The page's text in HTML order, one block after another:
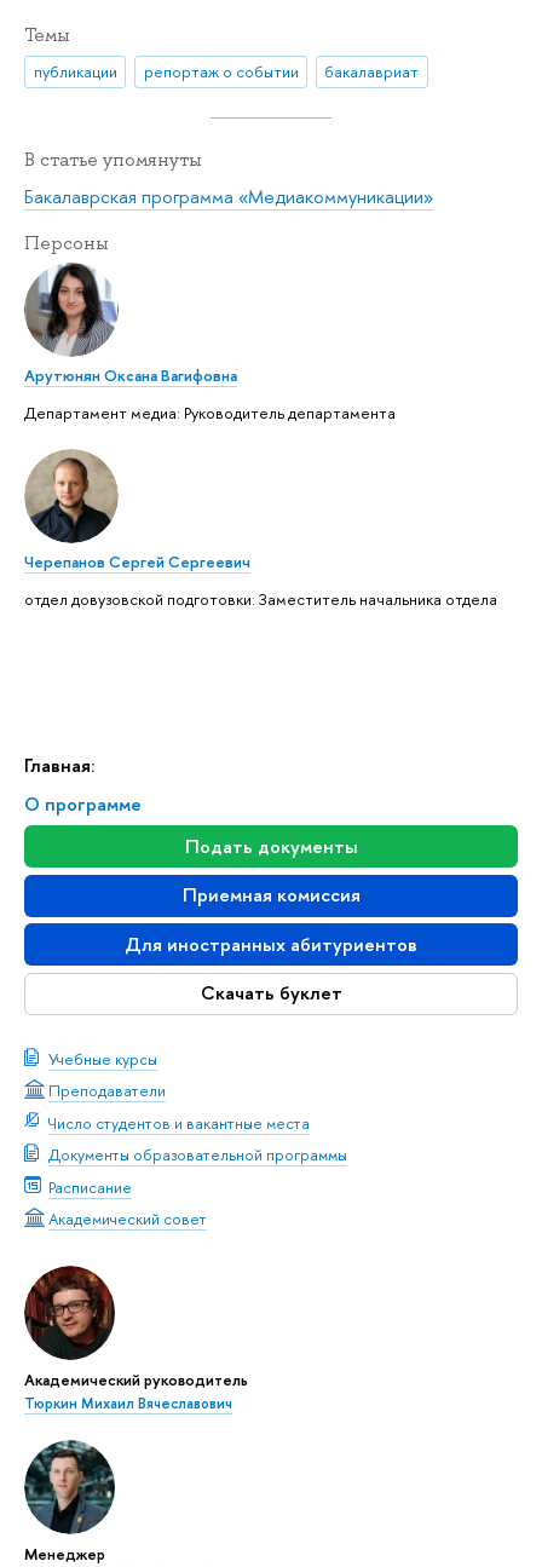
Главная:
О программе
Подать документы
Приемная комиссия
Для иностранных абитуриентов
Скачать буклет
Учебные курсы
Преподаватели
Число студентов и вакантные места
Документы образовательной программы
Расписание
Академический совет
Академический руководитель
Тюркин Михаил Вячеславович
Менеджер
Темы
публикации репортаж о событии бакалавриат
В статье упомянуты
Бакалаврская программа «Медиакоммуникации»
Персоны
Арутюнян Оксана Вагифовна
Департамент медиа: Руководитель департамента
Черепанов Сергей Сергеевич
отдел довузовской подготовки: Заместитель начальника отдела